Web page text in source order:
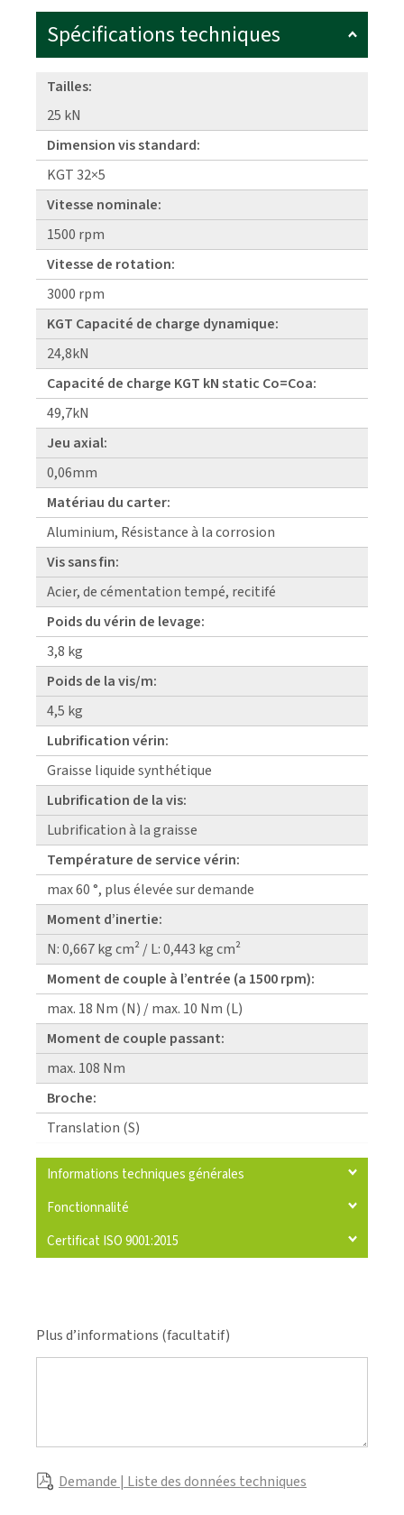
Spécifications techniques
Tailles:
25 kN
Dimension vis standard:
KGT 32×5
Vitesse nominale:
1500 rpm
Vitesse de rotation:
3000 rpm
KGT Capacité de charge dynamique:
24,8kN
Capacité de charge KGT kN static Co=Coa:
49,7kN
Jeu axial:
0,06mm
Matériau du carter:
Aluminium, Résistance à la corrosion
Vis sans fin:
Acier, de cémentation tempé, recitifé
Poids du vérin de levage:
3,8 kg
Poids de la vis/m:
4,5 kg
Lubrification vérin:
Graisse liquide synthétique
Lubrification de la vis:
Lubrification à la graisse
Température de service vérin:
max 60 °, plus élevée sur demande
Moment d’inertie:
N: 0,667 kg cm² / L: 0,443 kg cm²
Moment de couple à l’entrée (a 1500 rpm):
max. 18 Nm (N) / max. 10 Nm (L)
Moment de couple passant:
max. 108 Nm
Broche:
Translation (S)
Informations techniques générales
Fonctionnalité
Certificat ISO 9001:2015
Plus d’informations (facultatif)
Demande | Liste des données techniques